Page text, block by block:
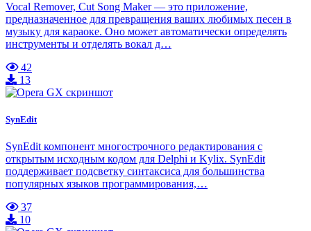
Vocal Remover, Cut Song Maker — это приложение,
предназначенное для превращения ваших любимых песен в
музыку для караоке. Оно может автоматически определять
инструменты и отделять вокал д…
42
13
SynEdit
SynEdit компонент многострочного редактирования с
открытым исходным кодом для Delphi и Kylix. SynEdit
поддерживает подсветку синтаксиса для большинства
популярных языков программирования,…
37
10